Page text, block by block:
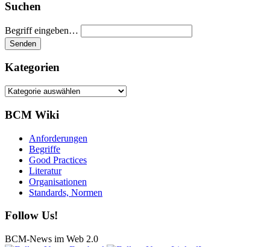
Suchen
Begriff eingeben…
Kategorien
Kategorien
BCM Wiki
Anforderungen
Begriffe
Good Practices
Literatur
Organisationen
Standards, Normen
Follow Us!
BCM-News im Web 2.0